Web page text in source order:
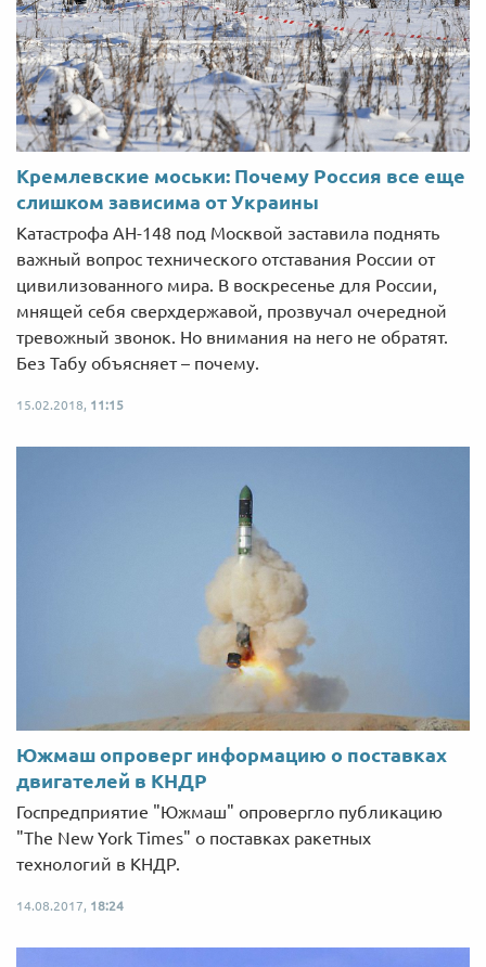
Кремлевские моськи: Почему Россия все еще
слишком зависима от Украины
Катастрофа АН-148 под Москвой заставила поднять
важный вопрос технического отставания России от
цивилизованного мира. В воскресенье для России,
мнящей себя сверхдержавой, прозвучал очередной
тревожный звонок. Но внимания на него не обратят.
Без Табу объясняет – почему.
15.02.2018, 11:15
Южмаш опроверг информацию о поставках
двигателей в КНДР
Госпредприятие "Южмаш" опровергло публикацию
"The New York Times" о поставках ракетных
технологий в КНДР.
14.08.2017, 18:24